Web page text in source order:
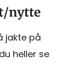
nytte
jakte på
heller se